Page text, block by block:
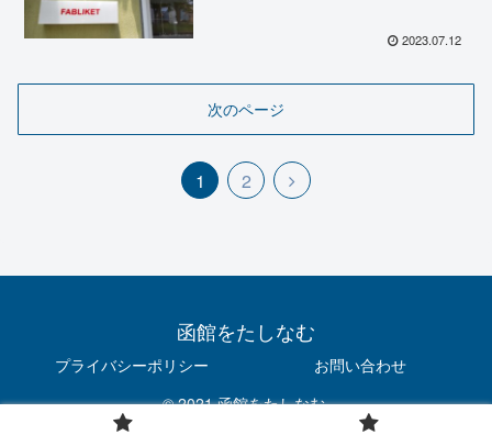
2023.07.12
次のページ
1 2
函館をたしなむ
プライバシーポリシー
お問い合わせ
© 2021 函館をたしなむ.